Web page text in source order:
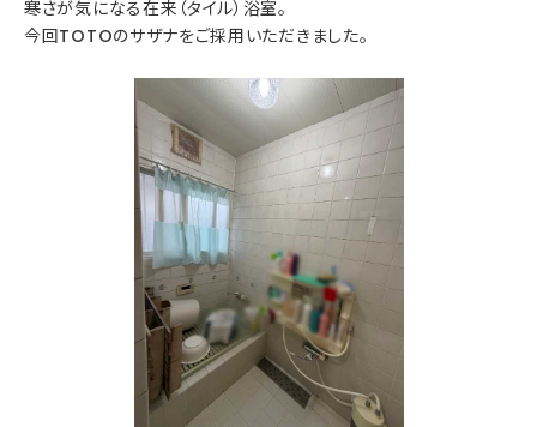
寒さが気になる在来（タイル）浴室。
今回TOTOのサザナをご採用いただきました。